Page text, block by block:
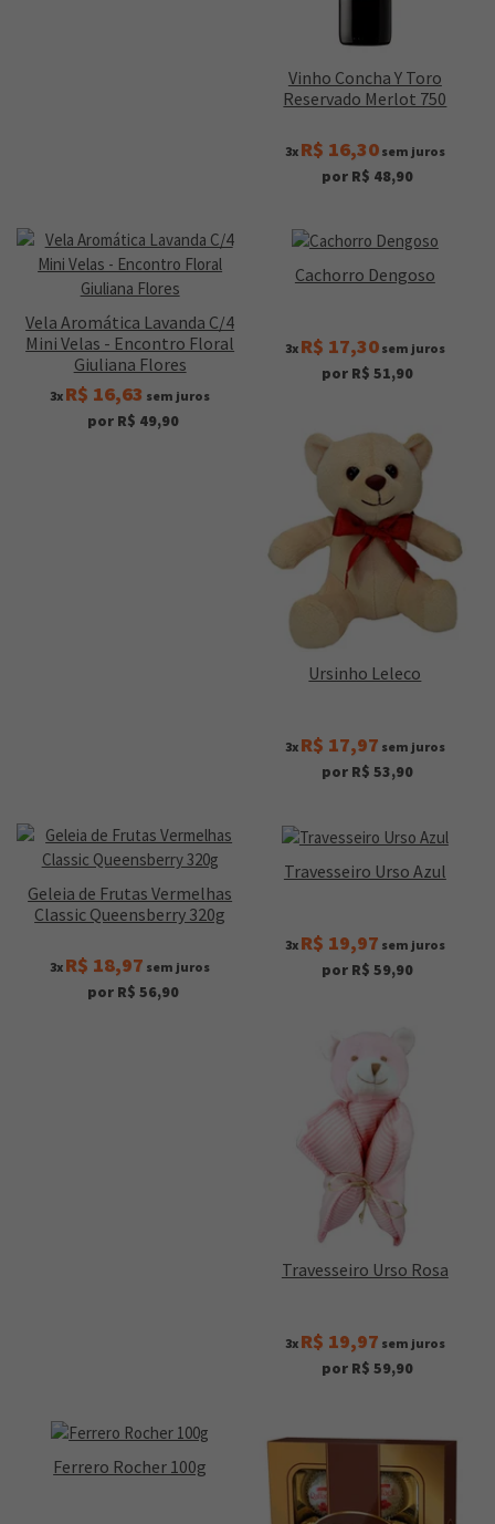
Vinho Concha Y Toro
Reservado Merlot 750
3x R$ 16,30sem juros
por R$ 48,90
Vela Aromática Lavanda C/4
Mini Velas - Encontro Floral
Giuliana Flores
3x R$ 16,63 sem juros
por R$ 49,90
Cachorro Dengoso
3x R$ 17,30sem juros
por R$ 51,90
Ursinho Leleco
3x R$ 17,97 sem juros
por R$ 53,90
Geleia de Frutas Vermelhas
Classic Queensberry 320g
3x R$ 18,97 sem juros
por R$ 56,90
Travesseiro Urso Azul
3x R$ 19,97 sem juros
por R$ 59,90
Travesseiro Urso Rosa
3x R$ 19,97 sem juros
por R$ 59,90
Ferrero Rocher 100g